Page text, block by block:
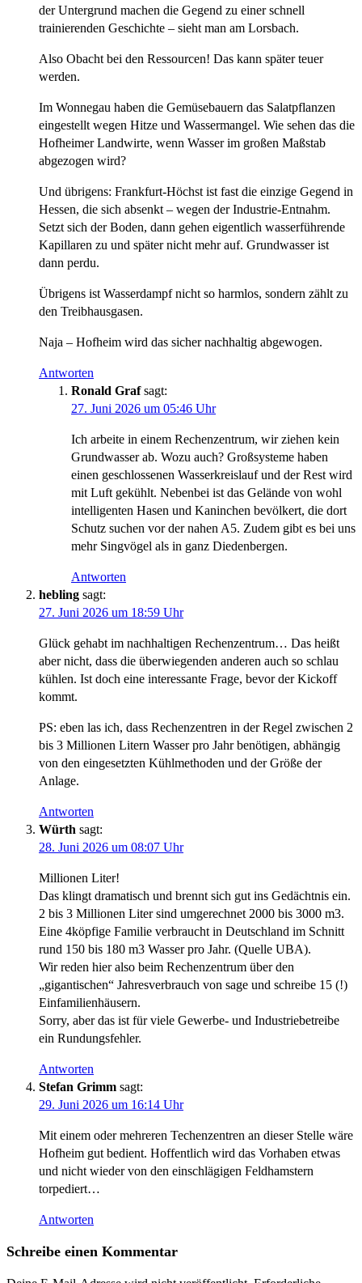
der Untergrund machen die Gegend zu einer schnell
trainierenden Geschichte – sieht man am Lorsbach.
Also Obacht bei den Ressourcen! Das kann später teuer
werden.
Im Wonnegau haben die Gemüsebauern das Salatpflanzen
eingestellt wegen Hitze und Wassermangel. Wie sehen das die
Hofheimer Landwirte, wenn Wasser im großen Maßstab
abgezogen wird?
Und übrigens: Frankfurt-Höchst ist fast die einzige Gegend in
Hessen, die sich absenkt – wegen der Industrie-Entnahm.
Setzt sich der Boden, dann gehen eigentlich wasserführende
Kapillaren zu und später nicht mehr auf. Grundwasser ist
dann perdu.
Übrigens ist Wasserdampf nicht so harmlos, sondern zählt zu
den Treibhausgasen.
Naja – Hofheim wird das sicher nachhaltig abgewogen.
Antworten
Ronald Graf sagt:
27. Juni 2026 um 05:46 Uhr
Ich arbeite in einem Rechenzentrum, wir ziehen kein
Grundwasser ab. Wozu auch? Großsysteme haben
einen geschlossenen Wasserkreislauf und der Rest wird
mit Luft gekühlt. Nebenbei ist das Gelände von wohl
intelligenten Hasen und Kaninchen bevölkert, die dort
Schutz suchen vor der nahen A5. Zudem gibt es bei uns
mehr Singvögel als in ganz Diedenbergen.
Antworten
hebling sagt:
27. Juni 2026 um 18:59 Uhr
Glück gehabt im nachhaltigen Rechenzentrum… Das heißt
aber nicht, dass die überwiegenden anderen auch so schlau
kühlen. Ist doch eine interessante Frage, bevor der Kickoff
kommt.
PS: eben las ich, dass Rechenzentren in der Regel zwischen 2
bis 3 Millionen Litern Wasser pro Jahr benötigen, abhängig
von den eingesetzten Kühlmethoden und der Größe der
Anlage.
Antworten
Würth sagt:
28. Juni 2026 um 08:07 Uhr
Millionen Liter!
Das klingt dramatisch und brennt sich gut ins Gedächtnis ein.
​2 bis 3 Millionen Liter sind umgerechnet 2000 bis 3000 m3.
​Eine 4köpfige Familie verbraucht in Deutschland im Schnitt
rund 150 bis 180 m3 Wasser pro Jahr. (Quelle UBA).
Wir reden hier also beim Rechenzentrum über den
„gigantischen“ Jahresverbrauch von sage und schreibe 15 (!)
Einfamilienhäusern.
Sorry, aber das ist für viele Gewerbe- und Industriebetreibe
ein Rundungsfehler.
Antworten
Stefan Grimm sagt:
29. Juni 2026 um 16:14 Uhr
Mit einem oder mehreren Techenzentren an dieser Stelle wäre
Hofheim gut bedient. Hoffentlich wird das Vorhaben etwas
und nicht wieder von den einschlägigen Feldhamstern
torpediert…
Antworten
Schreibe einen Kommentar